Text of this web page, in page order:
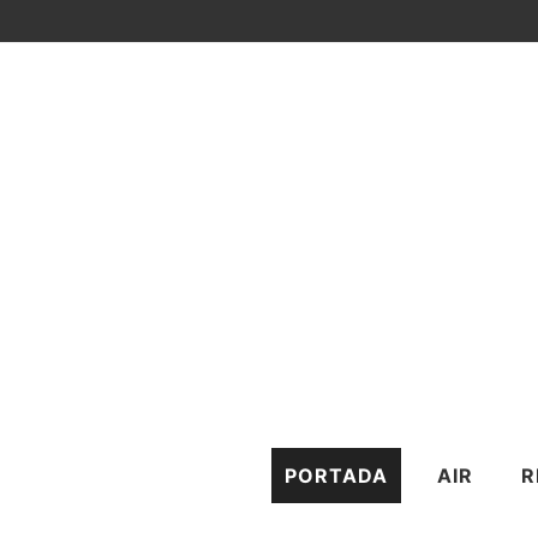
PORTADA AIR